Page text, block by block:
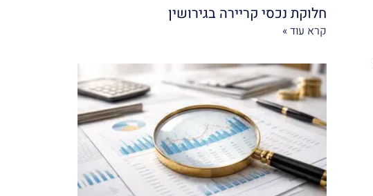
חלוקת נכסי קריירה בגירושין
קרא עוד »